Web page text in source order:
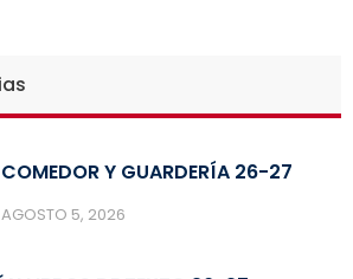
COMEDOR Y GUARDERÍA 26-27
AGOSTO 5, 2026